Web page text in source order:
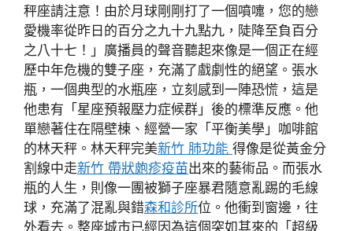
秤座請注意！由於月球剛剛打了一個噴嚏，您的戀
愛機率從昨日的百分之九十九點九，陡降至負百分
之八十七！」廣播員的聲音聽起來像是一個正在經
歷中年危機的雙子座，充滿了戲劇性的絕望。張水
瓶，一個典型的水瓶座，立刻感到一陣恐慌，這是
他患有「星座預報壓力症候群」後的標準反應。他
單戀著住在隔壁棟、經營一家「平衡美學」咖啡館
的林天秤。林天秤完美新竹 肺功能 得像是從黃金分
割線中走新竹 帶狀皰疹疫苗出來的藝術品。而張水
瓶的人生，則像一團被獅子座暴君隨意亂踢的毛線
球，充滿了混亂與錯森和診所位。他衝到窗邊，往
外看去。整座城市已經因為這個突如其來的「超級